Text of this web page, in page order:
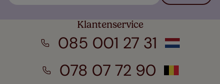
Klantenservice
085 001 27 31
078 07 72 90